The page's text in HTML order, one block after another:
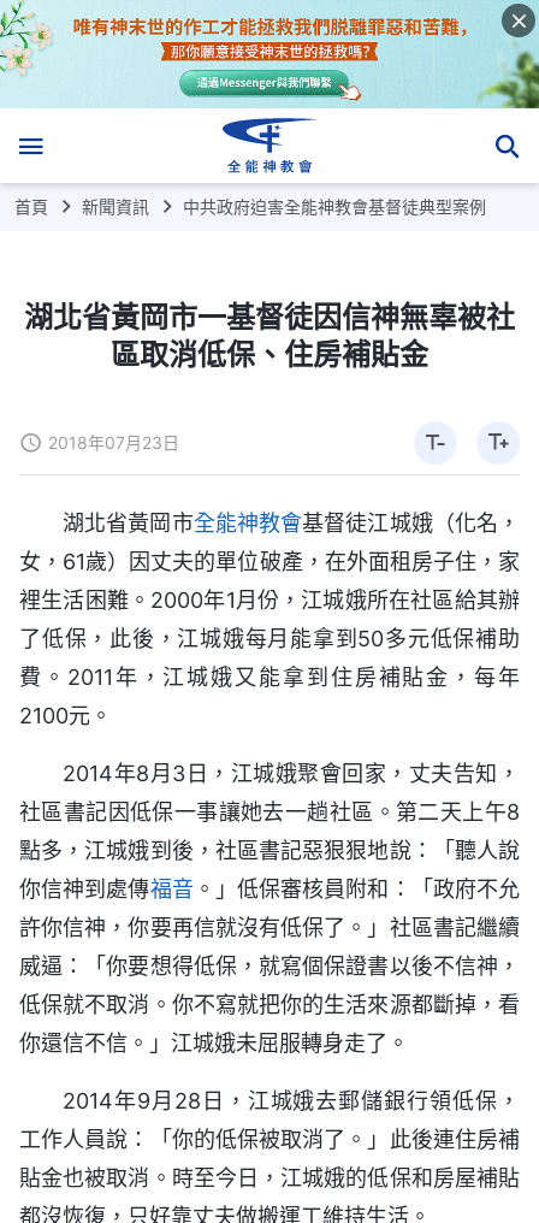
首頁 新聞資訊 中共政府迫害全能神教會基督徒典型案例
湖北省黃岡市一基督徒因信神無辜被社
區取消低保、住房補貼金
2018年07月23日
湖北省黃岡市全能神教會基督徒江城娥（化名，
女，61歲）因丈夫的單位破產，在外面租房子住，家
裡生活困難。2000年1月份，江城娥所在社區給其辦
了低保，此後，江城娥每月能拿到50多元低保補助
費。2011年，江城娥又能拿到住房補貼金，每年
2100元。
2014年8月3日，江城娥聚會回家，丈夫告知，
社區書記因低保一事讓她去一趟社區。第二天上午8
點多，江城娥到後，社區書記惡狠狠地說：「聽人說
你信神到處傳福音 。」低保審核員附和：「政府不允
許你信神，你要再信就沒有低保了。」社區書記繼續
威逼：「你要想得低保，就寫個保證書以後不信神，
低保就不取消。你不寫就把你的生活來源都斷掉，看
你還信不信。」江城娥未屈服轉身走了。
2014年9月28日，江城娥去郵儲銀行領低保，
工作人員說：「你的低保被取消了。」此後連住房補
貼金也被取消。時至今日，江城娥的低保和房屋補貼
都沒恢復，只好靠丈夫做搬運工維持生活。